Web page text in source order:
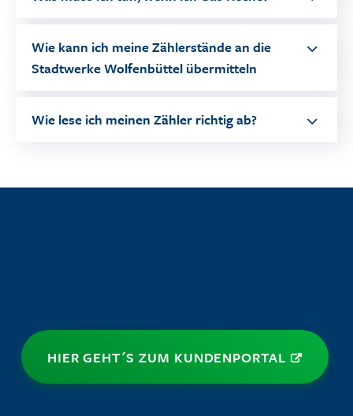
Wie kann ich meine Zählerstände an die
Stadtwerke Wolfenbüttel übermitteln
Wie lese ich meinen Zähler richtig ab?
HIER GEHT´S ZUM KUNDENPORTAL